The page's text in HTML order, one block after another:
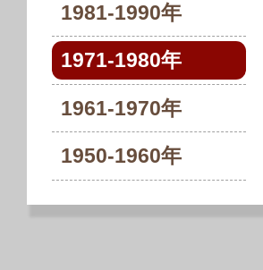
1981-1990年
1971-1980年
1961-1970年
1950-1960年